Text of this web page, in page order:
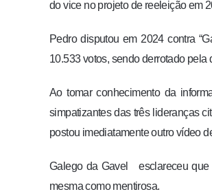
do vice no projeto de reeleição em
Pedro disputou em 2024 contra
10.533 votos, sendo derrotado pela
Ao tomar conhecimento da
simpatizantes das três lideranças
postou imediatamente outro vídeo
Galego da Gavel esclareceu que
mesma como mentirosa.